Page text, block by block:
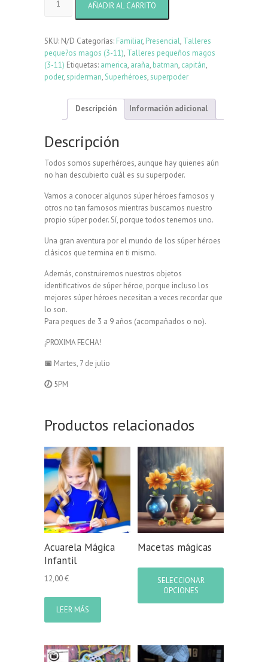
Superhéroes
AÑADIR AL CARRITO
SKU: N/D Categorías: Familiar, Presencial, Talleres
peque?os magos (3-11), Talleres pequeños magos
(3-11) Etiquetas: america, araña, batman, capitán,
poder,spiderman,Superhéroes,superpoder
Descripción Información adicional
Descripción
Todos somos superhéroes, aunque hay quienes aún
no han descubierto cuál es su superpoder.
Vamos a conocer algunos súper héroes famosos y
otros no tan famosos mientras buscamos nuestro
propio súper poder. Sí, porque todos tenemos uno.
Una gran aventura por el mundo de los súper héroes
clásicos que termina en ti mismo.
Además, construiremos nuestros objetos
identificativos de súper héroe, porque incluso los
mejores súper héroes necesitan a veces recordar que
lo son.
Para peques de 3 a 9 años (acompañados o no).
¡PROXIMA FECHA!
📅 Martes, 7 de julio
🕖5PM
Productos relacionados
Acuarela Mágica
Infantil
12,00€
LEER MÁS
Macetas mágicas
SELECCIONAR
OPCIONES
múltiples
se